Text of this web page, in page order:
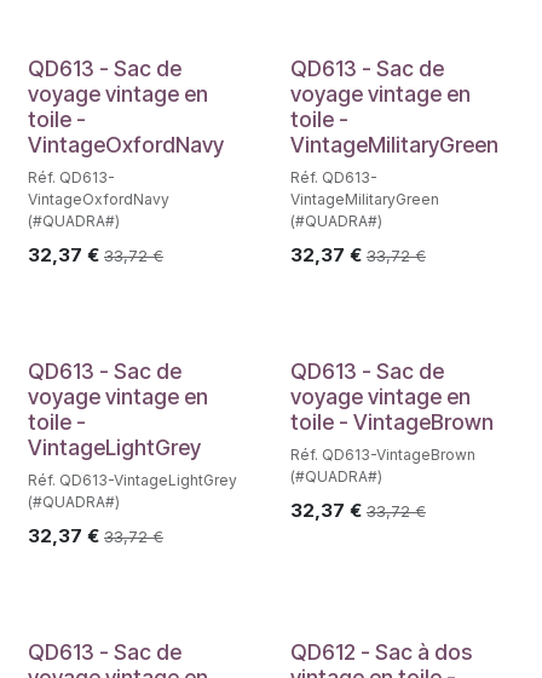
QD613 - Sac de
voyage vintage en
toile -
VintageOxfordNavy
Réf. QD613-
VintageOxfordNavy
(#QUADRA#)
32,37 € 33,72€
QD613 - Sac de
voyage vintage en
toile -
VintageMilitaryGreen
Réf. QD613-
VintageMilitaryGreen
(#QUADRA#)
32,37 € 33,72€
QD613 - Sac de
voyage vintage en
toile -
VintageLightGrey
Réf. QD613-VintageLightGrey
(#QUADRA#)
32,37 € 33,72€
QD613 - Sac de
voyage vintage en
toile - VintageBrown
Réf. QD613-VintageBrown
(#QUADRA#)
32,37 € 33,72€
QD613 - Sac de
QD612 - Sac à dos